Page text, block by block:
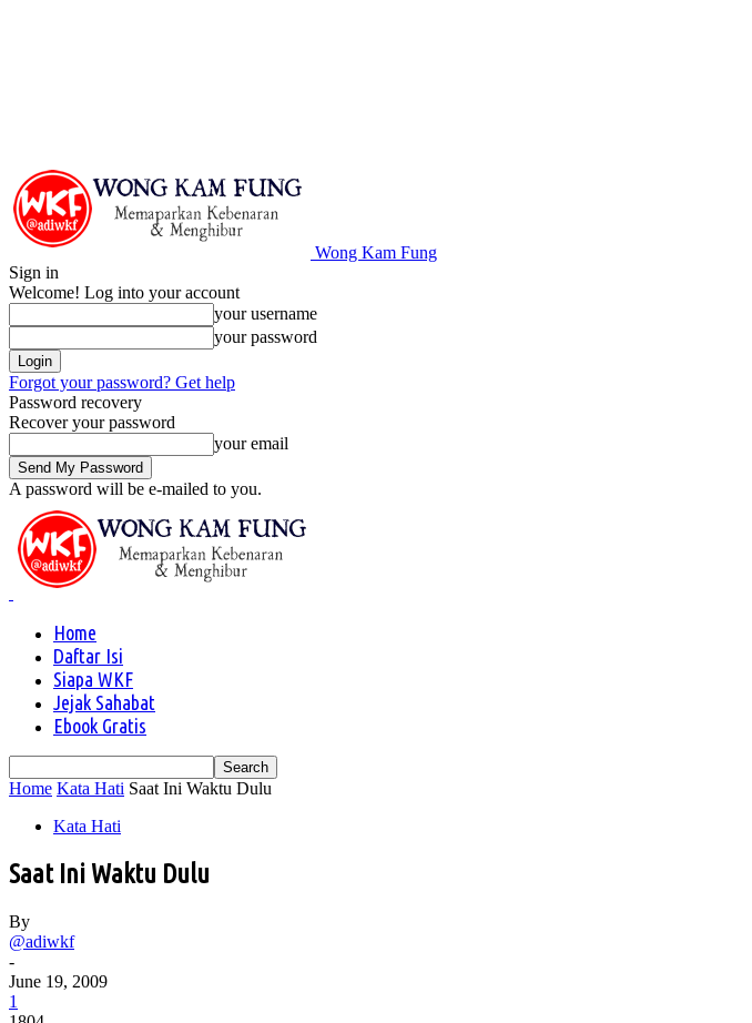
Wong Kam Fung
Sign in
Welcome! Log into your account
your username
your password
Forgot your password? Get help
Password recovery
Recover your password
your email
A password will be e-mailed to you.
Home
Daftar Isi
Siapa WKF
Jejak Sahabat
Ebook Gratis
Home Kata Hati Saat Ini Waktu Dulu
Kata Hati
Saat Ini Waktu Dulu
By
@adiwkf
-
June 19, 2009
1